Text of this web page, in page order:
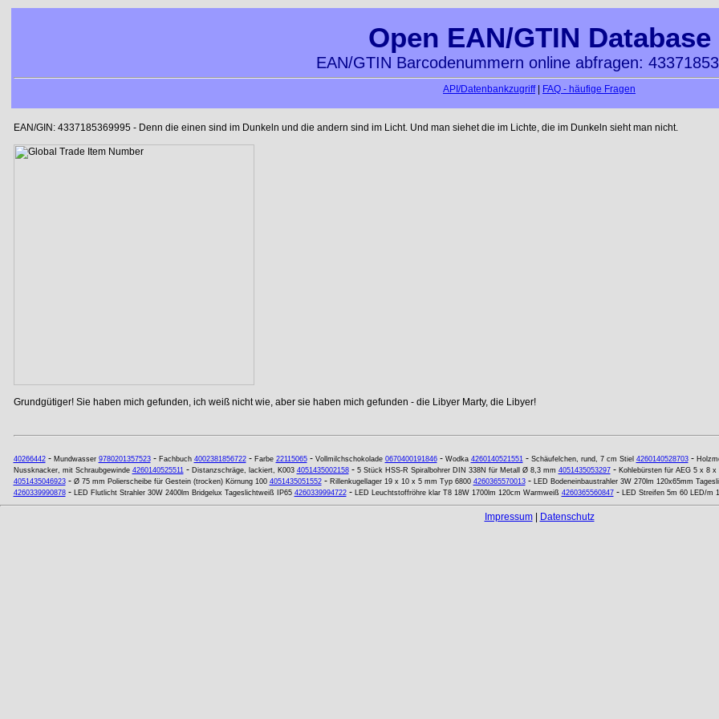
Open EAN/GTIN Database
EAN/GTIN Barcodenummern online abfragen:
API/Datenbankzugriff| FAQ - häufige Fragen
EAN/GIN: 4337185369995 - Denn die einen sind im Dunkeln und die andern sind im Licht. Und man siehet die im Lichte, die im Dunkeln sieht man nicht.
Grundgütiger! Sie haben mich gefunden, ich weiß nicht wie, aber sie haben mich gefunden - die Libyer Marty, die Libyer!
40266442- Mundwasser 9780201357523- Fachbuch 4002381856722- Farbe 22115065- Vollmilchschokolade 0670400191846- Wodka 4260140521551- Schäufelchen, rund, 7 cm Stiel 4260140528703-
Nussknacker, mit Schraubgewinde 4260140525511- Distanzschräge, lackiert, K003 4051435002158- 5 Stück HSS-R Spiralbohrer DIN 338N für Metall Ø 8,3 mm 4051435053297- Kohlebürsten für AEG 5 x 8
4051435046923- Ø 75 mm Polierscheibe für Gestein (trocken) Körnung 100 4051435051552- Rillenkugellager 19 x 10 x 5 mm Typ 6800 4260365570013- LED Bodeneinbaustrahler 3W 270lm 120x65mm
4260339990878- LED Flutlicht Strahler 30W 2400lm Bridgelux Tageslichtweiß IP65 4260339994722- LED Leuchtstoffröhre klar T8 18W 1700lm 120cm Warmweiß 4260365560847- LED Streifen 5m 60 LED/m
Impressum| Datenschutz